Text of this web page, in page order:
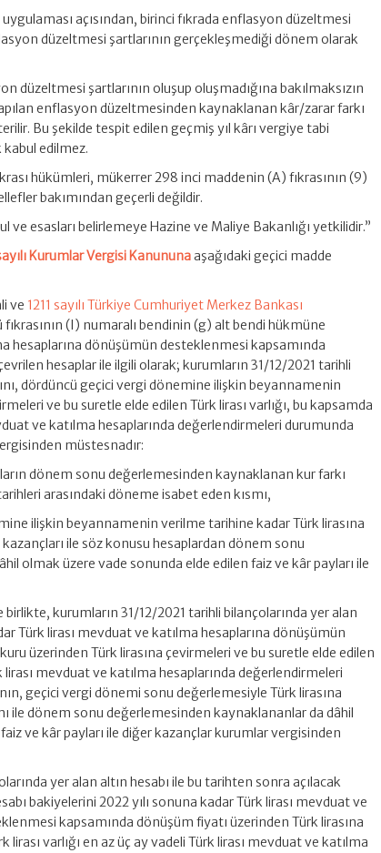
açısından, birinci fıkrada enflasyon düzeltmesi
düzeltmesi şartlarının gerçekleşmediği dönem olarak
düzeltmesi şartlarının oluşup oluşmadığına bakılmaksızın
enflasyon düzeltmesinden kaynaklanan kâr/zarar farkı
Bu şekilde tespit edilen geçmiş yıl kârı vergiye tabi
kabul edilmez.
hükümleri, mükerrer 298 inci maddenin (A) fıkrasının (9)
bakımından geçerli değildir.
ve esasları belirlemeye Hazine ve Maliye Bakanlığı yetkilidir.”
Kurumlar Vergisi Kanununaaşağıdaki geçici madde
ve 1211 sayılı Türkiye Cumhuriyet Merkez Bankası
(I) numaralı bendinin (g) alt bendi hükmüne
hesaplarına dönüşümün desteklenmesi kapsamında
hesaplar ile ilgili olarak; kurumların 31/12/2021 tarihli
dördüncü geçici vergi dönemine ilişkin beyannamenin
ve bu suretle elde edilen Türk lirası varlığı, bu kapsamda
ve katılma hesaplarında değerlendirmeleri durumunda
müstesnadır:
dönem sonu değerlemesinden kaynaklanan kur farkı
arasındaki döneme isabet eden kısmı,
ilişkin beyannamenin verilme tarihine kadar Türk lirasına
ile söz konusu hesaplardan dönem sonu
olmak üzere vade sonunda elde edilen faiz ve kâr payları ile
kurumların 31/12/2021 tarihli bilançolarında yer alan
Türk lirası mevduat ve katılma hesaplarına dönüşümün
üzerinden Türk lirasına çevirmeleri ve bu suretle elde edilen
lirası mevduat ve katılma hesaplarında değerlendirmeleri
geçici vergi dönemi sonu değerlemesiyle Türk lirasına
ile dönem sonu değerlemesinden kaynaklananlar da dâhil
ve kâr payları ile diğer kazançlar kurumlar vergisinden
yer alan altın hesabı ile bu tarihten sonra açılacak
bakiyelerini 2022 yılı sonuna kadar Türk lirası mevduat ve
kapsamında dönüşüm fiyatı üzerinden Türk lirasına
varlığı en az üç ay vadeli Türk lirası mevduat ve katılma